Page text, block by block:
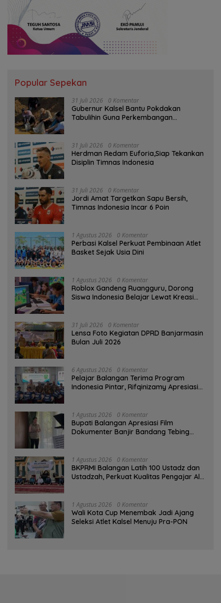
Popular Sepekan
31 Juli 2026 0 Komentar
Gubernur Kalsel Bantu Pokdakan
Tabulihin Guna Perkembangan
31 Juli 2026 0 Komentar
Herdman Redam Euforia,Siap Tekankan
Disiplin Timnas Indonesia
31 Juli 2026 0 Komentar
Jordi Amat Targetkan Sapu Bersih,
Timnas Indonesia Incar 6 Poin
1 Agustus 2026 0 Komentar
Perbasi Kalsel Perkuat Pembinaan Atlet
Basket Sejak Usia Dini
1 Agustus 2026 0 Komentar
Roblox Gandeng Ruangguru, Dorong
Siswa Indonesia Belajar Lewat Kreasi
31 Juli 2026 0 Komentar
Lensa Foto Kegiatan DPRD Banjarmasin
Bulan Juli 2026
6 Agustus 2026 0 Komentar
Pelajar Balangan Terima Program
Indonesia Pintar, Rifqinizamy Apresiasi
1 Agustus 2026 0 Komentar
Bupati Balangan Apresiasi Film
Dokumenter Banjir Bandang Tebing
1 Agustus 2026 0 Komentar
BKPRMI Balangan Latih 100 Ustadz dan
Ustadzah, Perkuat Kualitas Pengajar Al-
1 Agustus 2026 0 Komentar
Wali Kota Cup Menembak Jadi Ajang
Seleksi Atlet Kalsel Menuju Pra-PON